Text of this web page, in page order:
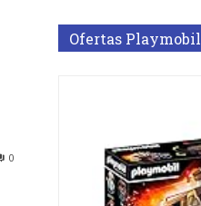
0
Ofertas Playmobil